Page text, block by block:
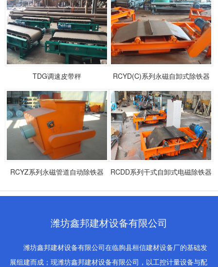
TDG调速皮带秤 RCYD(C)系列永磁自卸式除铁器
RCYZ系列永磁管道自动除铁器 RCDD系列干式自卸式电磁除铁器
潍坊鑫邦建材设备有限公司
潍坊鑫邦建材设备有限公司在临朐县桓信建材设备厂的基础发
展组建而成；现潍坊鑫邦建材设备有限公司，以工控计量设备与配